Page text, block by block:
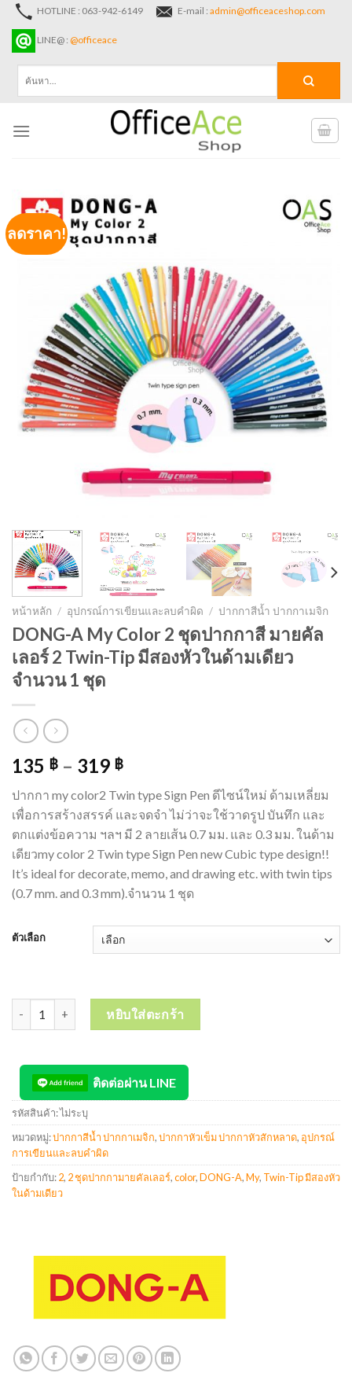
Skip
content
HOTLINE : 063-942-6149 E-mail : admin@officeaceshop.com
LINE@ : @officeace
ลดราคา!
หน้าหลัก / อุปกรณ์การเขียนและลบคำผิด / ปากกาสีน้ำ ปากกาเมจิก
DONG-A My Color 2 ชุดปากกาสี มายคัล
เลอร์ 2 Twin-Tip มีสองหัวในด้ามเดียว
จำนวน 1 ชุด
135 ฿ – 319 ฿
ปากกา my color2 Twin type Sign Pen ดีไซน์ใหม่ ด้ามเหลี่ยม
เพื่อการสร้างสรรค์ และจดจำ ไม่ว่าจะใช้วาดรูป บันทึก และ
ตกแต่งข้อความ ฯลฯ มี 2 ลายเส้น 0.7 มม. และ 0.3 มม. ในด้าม
เดียวmy color 2 Twin type Sign Pen new Cubic type design!!
It’s ideal for decorate, memo, and drawing etc. with twin tips
(0.7 mm. and 0.3 mm).จำนวน 1 ชุด
ตัวเลือก
จำนวน DONG-A My Color 2 ชุดปากกาสี มายคัลเลอร์ 2 Twin-Tip มี
หยิบใส่ตะกร้า
ติดต่อผ่าน LINE
รหัสสินค้า:ไม่ระบุ
หมวดหมู่:ปากกาสีน้ำ ปากกาเมจิก,ปากกาหัวเข็ม ปากกาหัวสักหลาด, อุปกรณ์
การเขียนและลบคำผิด
ป้ายกำกับ:2, 2 ชุดปากกามายคัลเลอร์,color,DONG-A,My, Twin-Tip มีสองหัว
ในด้ามเดียว